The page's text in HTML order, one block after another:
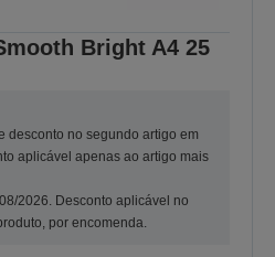
Bright A4 25
desconto no segundo artigo em
aplicável apenas ao artigo mais
2026. Desconto aplicável no
por encomenda.